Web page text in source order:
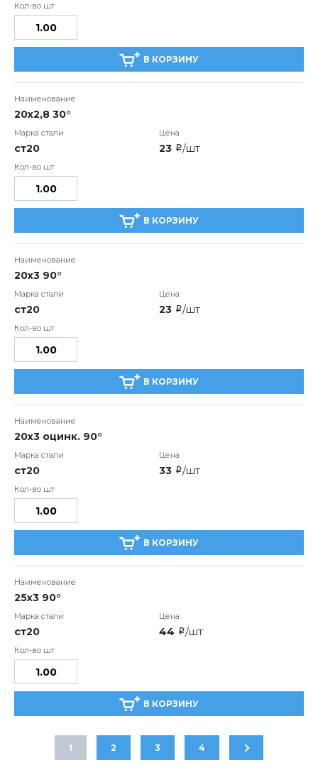
В КОРЗИНУ
20x2,8 30°
ст20 23 i/шт
В КОРЗИНУ
20x3 90°
ст20 23 i/шт
В КОРЗИНУ
20x3 оцинк. 90°
ст20 33 i/шт
В КОРЗИНУ
25x3 90°
ст20 44 i/шт
В КОРЗИНУ
1 2 3 4